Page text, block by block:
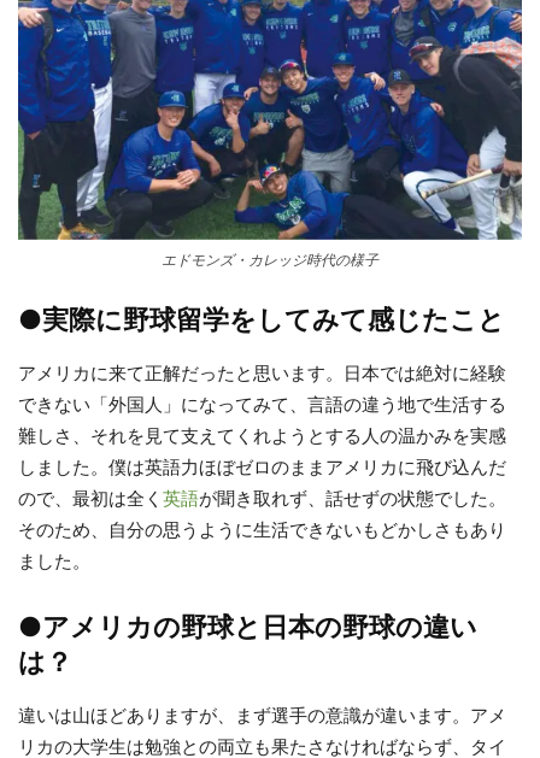
エドモンズ・カレッジ時代の様子
●実際に野球留学をしてみて感じたこと
アメリカに来て正解だったと思います。日本では絶対に経験
できない「外国人」になってみて、言語の違う地で生活する
難しさ、それを見て支えてくれようとする人の温かみを実感
しました。僕は英語力ほぼゼロのままアメリカに飛び込んだ
ので、最初は全く 英語が聞き取れず、話せずの状態でした。
そのため、自分の思うように生活できないもどかしさもあり
ました。
●アメリカの野球と日本の野球の違い
は？
違いは山ほどありますが、まず選手の意識が違います。アメ
リカの大学生は勉強との両立も果たさなければならず、タイ